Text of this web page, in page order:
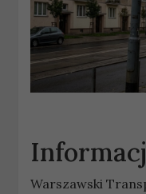
Warszawski